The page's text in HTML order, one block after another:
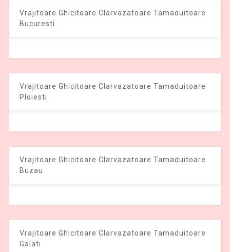
Vrajitoare Ghicitoare Clarvazatoare Tamaduitoare
Bucuresti
Vrajitoare Ghicitoare Clarvazatoare Tamaduitoare
Ploiesti
Vrajitoare Ghicitoare Clarvazatoare Tamaduitoare
Buzau
Vrajitoare Ghicitoare Clarvazatoare Tamaduitoare
Galati